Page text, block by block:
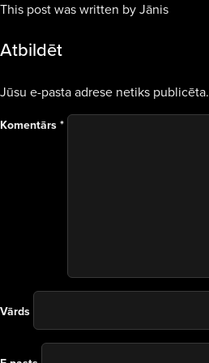
This post was written by Jānis
Atbildēt
Jūsu e-pasta adrese netiks publicēta.
Komentārs*
Vārds